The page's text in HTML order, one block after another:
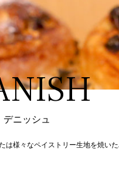
デニッシュ
は様々なペイストリー生地を焼いた